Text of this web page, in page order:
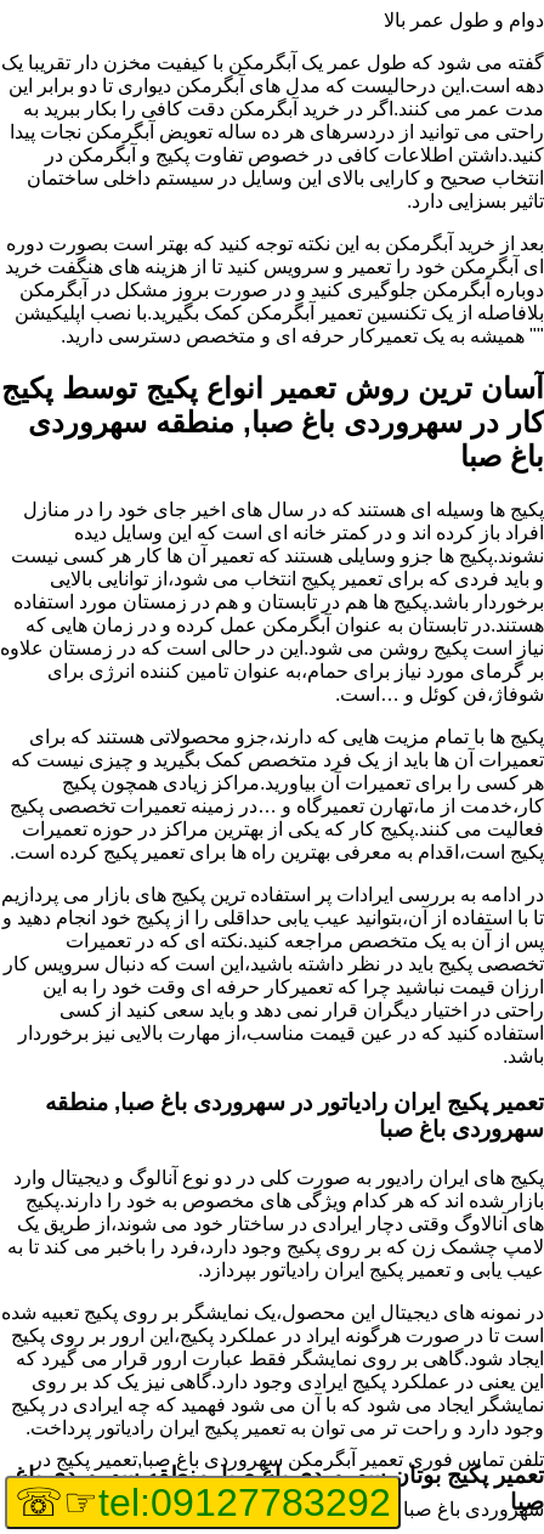
دوام و طول عمر بالا
گفته می شود که طول عمر یک آبگرمکن با کیفیت مخزن دار تقریبا یک
دهه است.این درحالیست که مدل های آبگرمکن دیواری تا دو برابر این
مدت عمر می کنند.اگر در خرید آبگرمکن دقت کافی را بکار ببرید به
راحتی می توانید از دردسرهای هر ده ساله تعویض آبگرمکن نجات پیدا
کنید.داشتن اطلاعات کافی در خصوص تفاوت پکیج و آبگرمکن در
انتخاب صحیح و کارایی بالای این وسایل در سیستم داخلی ساختمان
تاثیر بسزایی دارد.
بعد از خرید آبگرمکن به این نکته توجه کنید که بهتر است بصورت دوره
ای آبگرمکن خود را تعمیر و سرویس کنید تا از هزینه های هنگفت خرید
دوباره آبگرمکن جلوگیری کنید و در صورت بروز مشکل در آبگرمکن
بلافاصله از یک تکنسین تعمیر آبگرمکن کمک بگیرید.با نصب اپلیکیشن
"" همیشه به یک تعمیرکار حرفه ای و متخصص دسترسی دارید.
آسان ترین روش تعمیر انواع پکیج توسط پکیج
کار در سهروردی باغ صبا, منطقه سهروردی
باغ صبا
پکیج ها وسیله ای هستند که در سال های اخیر جای خود را در منازل
افراد باز کرده اند و در کمتر خانه ای است که این وسایل دیده
نشوند.پکیج ها جزو وسایلی هستند که تعمیر آن ها کار هر کسی نیست
و باید فردی که برای تعمیر پکیج انتخاب می شود،از توانایی بالایی
برخوردار باشد.پکیج ها هم در تابستان و هم در زمستان مورد استفاده
هستند.در تابستان به عنوان آبگرمکن عمل کرده و در زمان هایی که
نیاز است پکیج روشن می شود.این در حالی است که در زمستان علاوه
بر گرمای مورد نیاز برای حمام،به عنوان تامین کننده انرژی برای
شوفاژ،فن کوئل و …است.
پکیج ها با تمام مزیت هایی که دارند،جزو محصولاتی هستند که برای
تعمیرات آن ها باید از یک فرد متخصص کمک بگیرید و چیزی نیست که
هر کسی را برای تعمیرات آن بیاورید.مراکز زیادی همچون پکیج
کار،خدمت از ما،تهارن تعمیرگاه و …در زمینه تعمیرات تخصصی پکیج
فعالیت می کنند.پکیج کار که یکی از بهترین مراکز در حوزه تعمیرات
پکیج است،اقدام به معرفی بهترین راه ها برای تعمیر پکیج کرده است.
در ادامه به بررسی ایرادات پر استفاده ترین پکیج های بازار می پردازیم
تا با استفاده از آن،بتوانید عیب یابی حداقلی را از پکیج خود انجام دهید و
پس از آن به یک متخصص مراجعه کنید.نکته ای که در تعمیرات
تخصصی پکیج باید در نظر داشته باشید،این است که دنبال سرویس کار
ارزان قیمت نباشید چرا که تعمیرکار حرفه ای وقت خود را به این
راحتی در اختیار دیگران قرار نمی دهد و باید سعی کنید از کسی
استفاده کنید که در عین قیمت مناسب،از مهارت بالایی نیز برخوردار
باشد.
تعمیر پکیج ایران رادیاتور در سهروردی باغ صبا, منطقه
سهروردی باغ صبا
پکیج های ایران رادیور به صورت کلی در دو نوع آنالوگ و دیجیتال وارد
بازار شده اند که هر کدام ویژگی های مخصوص به خود را دارند.پکیج
های آنالاوگ وقتی دچار ایرادی در ساختار خود می شوند،از طریق یک
لامپ چشمک زن که بر روی پکیج وجود دارد،فرد را باخبر می کند تا به
عیب یابی و تعمیر پکیج ایران رادیاتور بپردازد.
در نمونه های دیجیتال این محصول،یک نمایشگر بر روی پکیج تعبیه شده
است تا در صورت هرگونه ایراد در عملکرد پکیج،این ارور بر روی پکیج
ایجاد شود.گاهی بر روی نمایشگر فقط عبارت ارور قرار می گیرد که
این یعنی در عملکرد پکیج ایرادی وجود دارد.گاهی نیز یک کد بر روی
نمایشگر ایجاد می شود که با آن می شود فهمید که چه ایرادی در پکیج
وجود دارد و راحت تر می توان به تعمیر پکیج ایران رادیاتور پرداخت.
تعمیر پکیج بوتان سهروردی باغ صبا, منطقه سهروردی باغ
صبا
تلفن تماس فوری تعمیر آبگرمکن سهروردی باغ صبا,تعمیر پکیج در
سهروردی باغ صبا tel:09127783292
☞☏